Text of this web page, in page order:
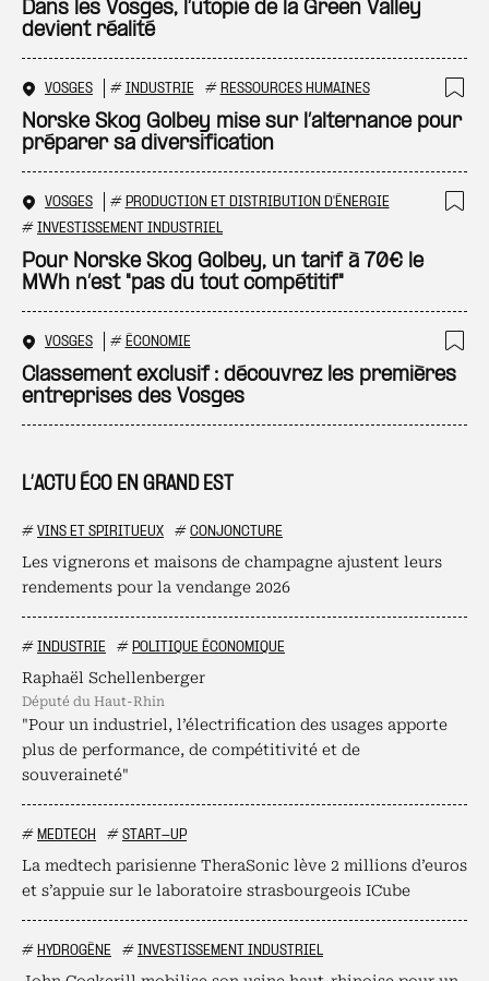
L’ACTU ÉCO EN GRAND EST
# VINS ET SPIRITUEUX # CONJONCTURE
Les vignerons et maisons de champagne ajustent leurs
rendements pour la vendange 2026
# INDUSTRIE # POLITIQUE ÉCONOMIQUE
Raphaël Schellenberger
député du Haut-Rhin
"Pour un industriel, l’électrification des usages apporte
plus de performance, de compétitivité et de
souveraineté"
# MEDTECH # START-UP
La medtech parisienne TheraSonic lève 2 millions d’euros
et s’appuie sur le laboratoire strasbourgeois ICube
# HYDROGÈNE # INVESTISSEMENT INDUSTRIEL
Dans les Vosges, l’utopie de la Green Valley
devient réalité
VOSGES # INDUSTRIE # RESSOURCES HUMAINES
Norske Skog Golbey mise sur l’alternance pour
préparer sa diversification
VOSGES # PRODUCTION ET DISTRIBUTION D'ÉNERGIE
# INVESTISSEMENT INDUSTRIEL
Pour Norske Skog Golbey, un tarif à 70€ le
MWh n’est "pas du tout compétitif"
VOSGES # ÉCONOMIE
Classement exclusif : découvrez les premières
entreprises des Vosges